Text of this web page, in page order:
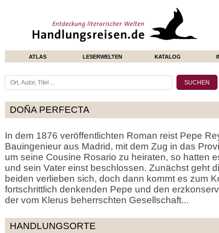
ATLAS LESERWELTEN KATALOG
DOÑA PERFECTA
In dem 1876 veröffentlichten Roman reist Pepe
Bauingenieur aus Madrid, mit dem Zug in das
um seine Cousine Rosario zu heiraten, so hatten
und sein Vater einst beschlossen. Zunächst geht
beiden verlieben sich, doch dann kommt es zum
fortschrittlich denkenden Pepe und den
der vom Klerus beherrschten Gesellschaft...
HANDLUNGSORTE